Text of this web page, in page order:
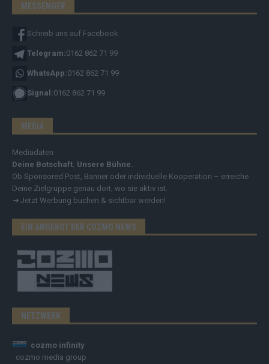
MESSENGER
Schreib uns auf Facebook
Telegram:0162 862 71 99
WhatsApp:0162 862 71 99
Signal:0162 862 71 99
MEDIA
Mediadaten
Deine Botschaft. Unsere Bühne.
Ob Sponsored Post, Banner oder individuelle Kooperation – erreiche
Deine Zielgruppe genau dort, wo sie aktiv ist.
➔ Jetzt Werbung buchen & sichtbar werden!
EIN ANGEBOT DER COZMO NEWS
NETZWERK
cozmo infinity
cozmo media group